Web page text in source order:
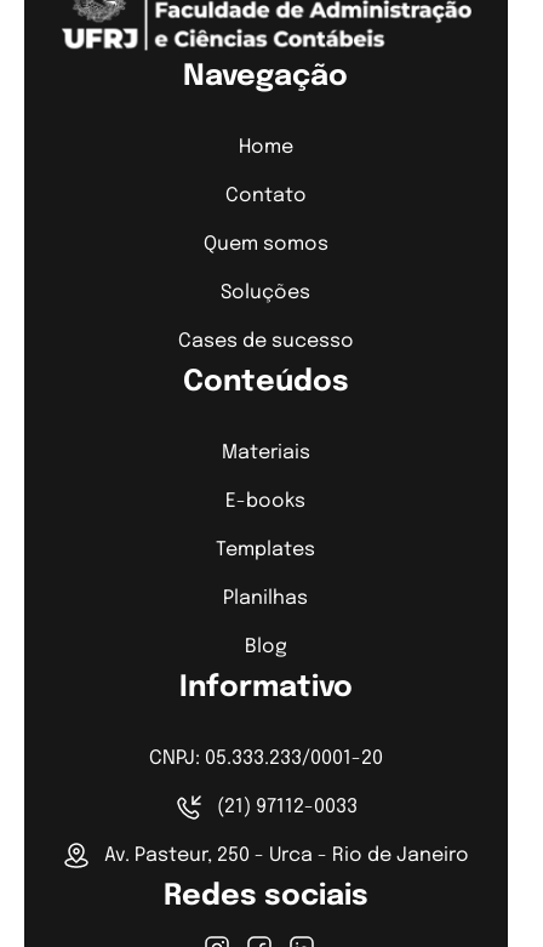
Navegação
Home
Contato
Quem somos
Soluções
Cases de sucesso
Conteúdos
Materiais
E-books
Templates
Planilhas
Blog
Informativo
CNPJ: 05.333.233/0001-20
(21) 97112-0033
Av. Pasteur, 250 - Urca - Rio de Janeiro
Redes sociais